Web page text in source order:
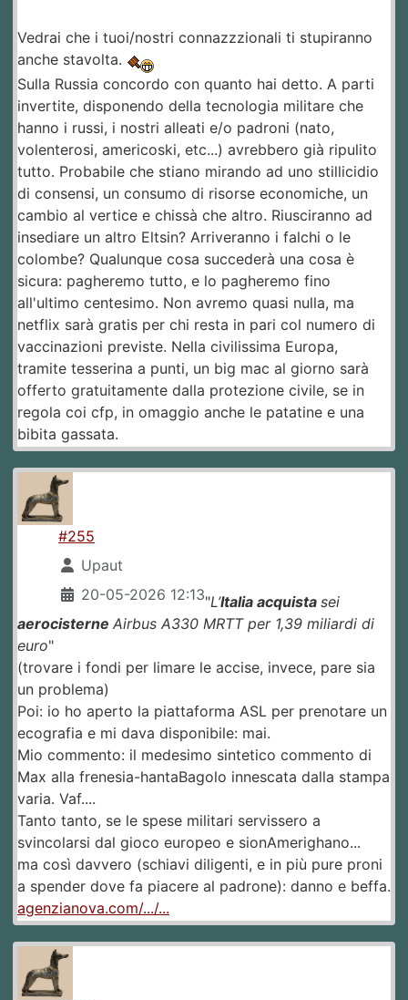
Vedrai che i tuoi/nostri connazzzionali ti stupiranno
anche stavolta.
Sulla Russia concordo con quanto hai detto. A parti
invertite, disponendo della tecnologia militare che
hanno i russi, i nostri alleati e/o padroni (nato,
volenterosi, americoski, etc...) avrebbero già ripulito
tutto. Probabile che stiano mirando ad uno stillicidio
di consensi, un consumo di risorse economiche, un
cambio al vertice e chissà che altro. Riusciranno ad
insediare un altro Eltsin? Arriveranno i falchi o le
colombe? Qualunque cosa succederà una cosa è
sicura: pagheremo tutto, e lo pagheremo fino
all'ultimo centesimo. Non avremo quasi nulla, ma
netflix sarà gratis per chi resta in pari col numero di
vaccinazioni previste. Nella civilissima Europa,
tramite tesserina a punti, un big mac al giorno sarà
offerto gratuitamente dalla protezione civile, se in
regola coi cfp, in omaggio anche le patatine e una
bibita gassata.
#255
Upaut
20-05-2026 12:13"L’Italiaacquistasei
aerocisterne Airbus A330 MRTT per 1,39 miliardi di
euro"
(trovare i fondi per limare le accise, invece, pare sia
un problema)
Poi: io ho aperto la piattaforma ASL per prenotare un
ecografia e mi dava disponibile: mai.
Mio commento: il medesimo sintetico commento di
Max alla frenesia-hantaBagolo innescata dalla stampa
varia. Vaf....
Tanto tanto, se le spese militari servissero a
svincolarsi dal gioco europeo e sionAmerighano...
ma così davvero (schiavi diligenti, e in più pure proni
a spender dove fa piacere al padrone): danno e beffa.
agenzianova.com/.../...